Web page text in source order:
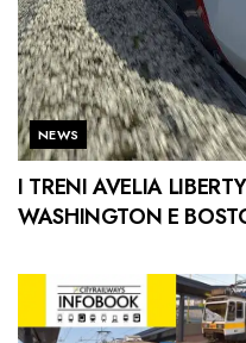
NEWS
I TRENI AVELIA
WASHINGTON E